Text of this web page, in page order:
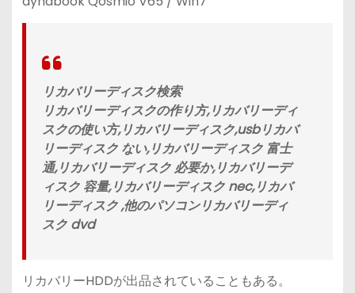
リカバリーディスク検索
リカバリーディスクの作り方,リカバリーディ
スクの使い方,リカバリーディスク,usbリカバ
リーディスク ない,リカバリーディスク 富士
通,リカバリーディスク 必要か,リカバリーデ
ィスク 容量,リカバリーディスク nec,リカバ
リーディスク ,他のパソコンリカバリーディ
スク dvd
リカバリーHDDが出品されていることもある。